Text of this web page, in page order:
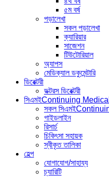
৫ম বর্ষ
পড়ালেখা
সকল পড়ালেখা
ক্যারিয়ার
সাজেশন
টিউটোরিয়াল
অ্যাপস
মেডিক্যাল ডকুমেন্টারি
ডিরেক্টরী
ডক্টরস ডিরেক্টরী
সিএমইContinuing
সকল সিএমই
গাইডলাইন
রিসার্চ
চিকিৎসা সহায়ক
স্বীকৃত তালিকা
হেল্প
যোগাযোগ/সাহায্য
চ্যারিটি